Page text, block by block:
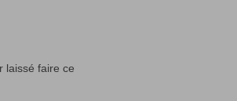
laissé faire ce